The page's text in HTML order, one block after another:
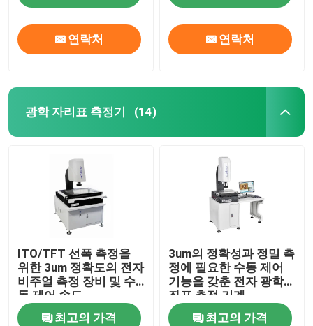
연락처 연락처
광학 자리표 측정기 (14)
ITO/TFT 선폭 측정을
위한 3um 정확도의 전자
비주얼 측정 장비 및 수
동 제어 속도
최고의 가격
3um의 정확성과 정밀 측
정에 필요한 수동 제어
기능을 갖춘 전자 광학
좌표 측정 기계
최고의 가격